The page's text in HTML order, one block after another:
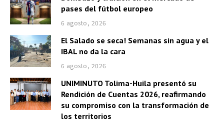
pases del fútbol europeo
6 agosto, 2026
El Salado se seca! Semanas sin agua y el
IBAL no da la cara
6 agosto, 2026
UNIMINUTO Tolima-Huila presentó su
Rendición de Cuentas 2026, reafirmando
su compromiso con la transformación de
los territorios